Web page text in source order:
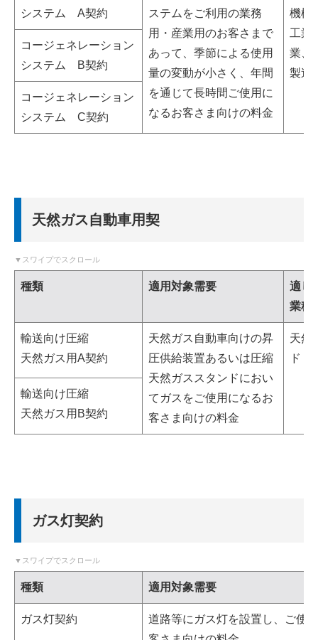
システム A契約
ステムをご利用の業務
用・産業用のお客さまで
あって、季節による使用
量の変動が小さく、年間
を通じて長時間ご使用に
なるお客さま向けの料金
機械
工業
業、
製造
コージェネレーション
システム B契約
コージェネレーション
システム C契約
天然ガス自動車用契
種類 適用対象需要
適し
業種
輸送向け圧縮
天然ガス用A契約
天然ガス自動車向けの昇
圧供給装置あるいは圧縮
天然ガススタンドにおい
てガスをご使用になるお
客さま向けの料金
天然
ド
輸送向け圧縮
天然ガス用B契約
ガス灯契約
種類 適用対象需要
ガス灯契約
道路等にガス灯を設置し、ご使